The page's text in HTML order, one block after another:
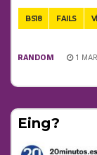
BS18 FAILS
RANDOM 1
Eing?